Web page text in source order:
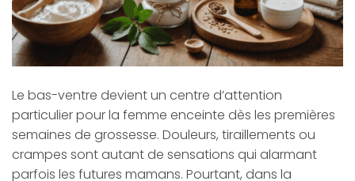
Le bas-ventre devient un centre d’attention
particulier pour la femme enceinte dès les premières
semaines de grossesse. Douleurs, tiraillements ou
crampes sont autant de sensations qui alarmant
parfois les futures mamans. Pourtant, dans la